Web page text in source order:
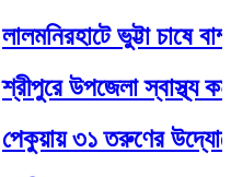
লালমনিরহাটে ভুট্টা চাষে
শ্রীপুরে উপজেলা স্বাস্থ্য
পেকুয়ায় ৩১ তরুণের